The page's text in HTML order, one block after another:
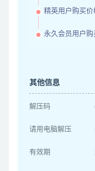
精英用户购买价
永久会员用户购
其他信息
解压码
请用电脑解压
有效期